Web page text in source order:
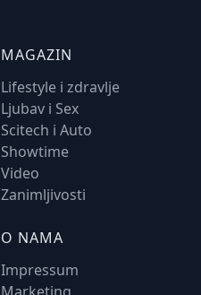
MAGAZIN
Lifestyle i zdravlje
Ljubav i Sex
Scitech i Auto
Showtime
Video
Zanimljivosti
O NAMA
Impressum
Marketing